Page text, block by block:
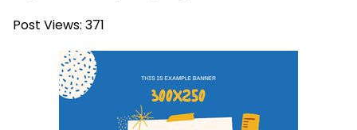
Post Views: 371